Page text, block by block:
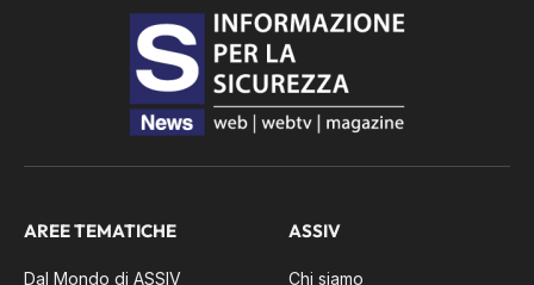
AREE TEMATICHE
Dal Mondo di ASSIV
ASSIV
Chi siamo